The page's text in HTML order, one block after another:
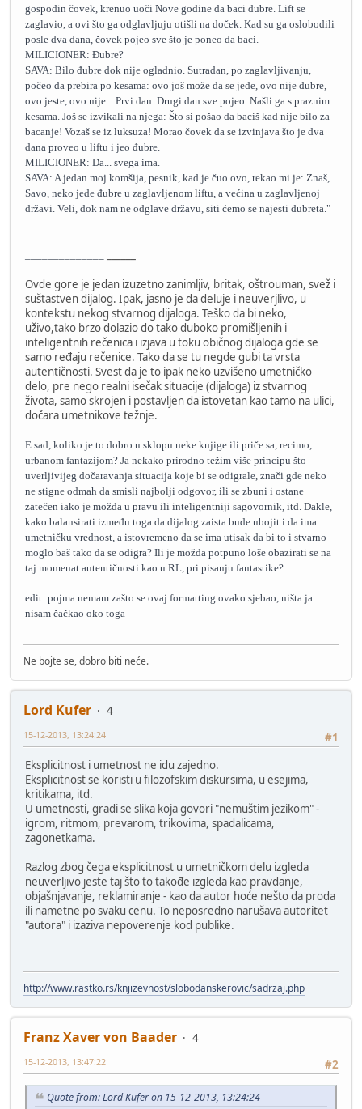
gospodin čovek, krenuo uoči Nove godine da baci đubre. Lift se
zaglavio, a ovi što ga odglavljuju otišli na doček. Kad su ga oslobodili
posle dva dana, čovek pojeo sve što je poneo da baci.
MILICIONER: Đubre?
SAVA: Bilo đubre dok nije ogladnio. Sutradan, po zaglavljivanju,
počeo da prebira po kesama: ovo još može da se jede, ovo nije đubre,
ovo jeste, ovo nije... Prvi dan. Drugi dan sve pojeo. Našli ga s praznim
kesama. Još se izvikali na njega: Što si pošao da baciš kad nije bilo za
bacanje! Vozaš se iz luksuza! Morao čovek da se izvinjava što je dva
dana proveo u liftu i jeo đubre.
MILICIONER: Da... svega ima.
SAVA: A jedan moj komšija, pesnik, kad je čuo ovo, rekao mi je: Znaš,
Savo, neko jede đubre u zaglavljenom liftu, a većina u zaglavljenoj
državi. Veli, dok nam ne odglave državu, siti ćemo se najesti đubreta."
Ovde gore je jedan izuzetno zanimljiv, britak, oštrouman, svež i
suštastven dijalog. Ipak, jasno je da deluje i neuverjlivo, u
kontekstu nekog stvarnog dijaloga. Teško da bi neko,
uživo,tako brzo dolazio do tako duboko promišljenih i
inteligentnih rečenica i izjava u toku običnog dijaloga gde se
samo ređaju rečenice. Tako da se tu negde gubi ta vrsta
autentičnosti. Svest da je to ipak neko uzvišeno umetničko
delo, pre nego realni isečak situacije (dijaloga) iz stvarnog
života, samo skrojen i postavljen da istovetan kao tamo na ulici,
dočara umetnikove težnje.
E sad, koliko je to dobro u sklopu neke knjige ili priče sa, recimo,
urbanom fantazijom? Ja nekako prirodno težim više principu što
uverljivijeg dočaravanja situacija koje bi se odigrale, znači gde neko
ne stigne odmah da smisli najbolji odgovor, ili se zbuni i ostane
zatečen iako je možda u pravu ili inteligentniji sagovornik, itd. Dakle,
kako balansirati između toga da dijalog zaista bude ubojit i da ima
umetničku vrednost, a istovremeno da se ima utisak da bi to i stvarno
moglo baš tako da se odigra? Ili je možda potpuno loše obazirati se na
taj momenat autentičnosti kao u RL, pri pisanju fantastike?
edit: pojma nemam zašto se ovaj formatting ovako sjebao, ništa ja
nisam čačkao oko toga
Ne bojte se, dobro biti neće.
Lord Kufer
4
#1
15-12-2013, 13:24:24
Eksplicitnost i umetnost ne idu zajedno.
Eksplicitnost se koristi u filozofskim diskursima, u esejima,
kritikama, itd.
U umetnosti, gradi se slika koja govori "nemuštim jezikom" -
igrom, ritmom, prevarom, trikovima, spadalicama,
zagonetkama.
Razlog zbog čega eksplicitnost u umetničkom delu izgleda
neuverljivo jeste taj što to takođe izgleda kao pravdanje,
objašnjavanje, reklamiranje - kao da autor hoće nešto da proda
ili nametne po svaku cenu. To neposredno narušava autoritet
"autora" i izaziva nepoverenje kod publike.
http://www.rastko.rs/knjizevnost/slobodanskerovic/sadrzaj.php
Franz Xaver von Baader
4
#2
15-12-2013, 13:47:22
Quote from: Lord Kufer on 15-12-2013, 13:24:24